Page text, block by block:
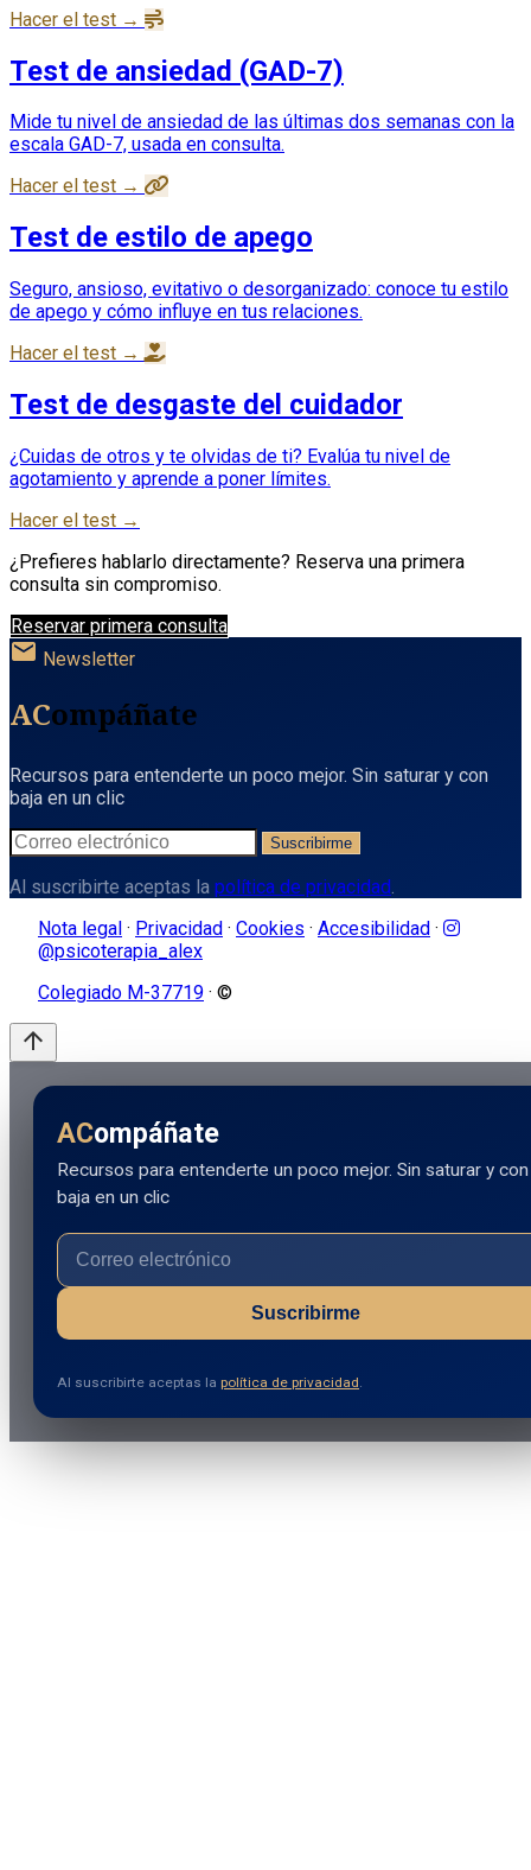
Hacer el test →
Test de ansiedad (GAD-7)
Mide tu nivel de ansiedad de las últimas dos semanas con la
escala GAD-7, usada en consulta.
Hacer el test →
Test de estilo de apego
Seguro, ansioso, evitativo o desorganizado: conoce tu estilo
de apego y cómo influye en tus relaciones.
Hacer el test →
Test de desgaste del cuidador
¿Cuidas de otros y te olvidas de ti? Evalúa tu nivel de
agotamiento y aprende a poner límites.
Hacer el test →
¿Prefieres hablarlo directamente? Reserva una primera
consulta sin compromiso.
Reservar primera consulta
mail Newsletter
ACompáñate
Recursos para entenderte un poco mejor. Sin saturar y con
baja en un clic
Suscribirme
Al suscribirte aceptas la política de privacidad.
Nota legal · Privacidad · Cookies · Accesibilidad ·
@psicoterapia_alex
Colegiado M-37719 · ©
arrow_upward
ACompáñate
Recursos para entenderte un poco mejor. Sin saturar y con
baja en un clic
Suscribirme
Al suscribirte aceptas la política de privacidad.